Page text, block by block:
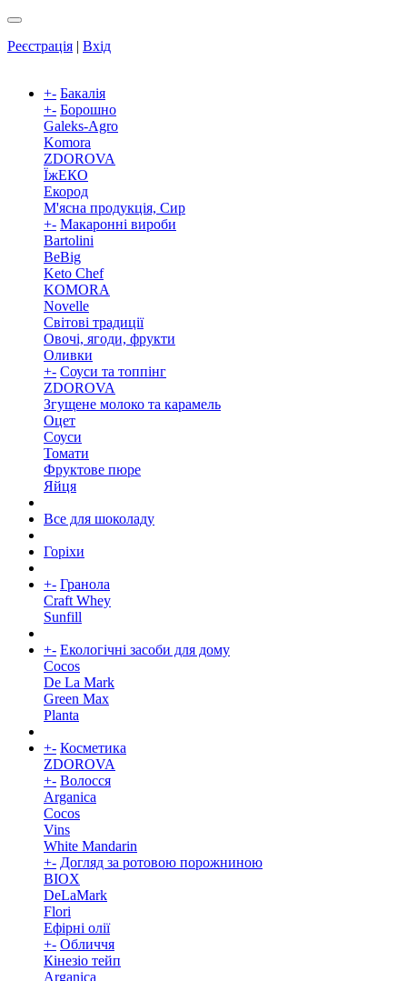
Реєстрація | Вхід
+- Бакалія
+- Борошно
Galeks-Agro
Komora
ZDOROVA
ЇжЕКО
Екород
М'ясна продукція, Сир
+- Макаронні вироби
Bartolini
BeBig
Keto Chef
KOMORA
Novelle
Світові традиції
Овочі, ягоди, фрукти
Оливки
+- Соуси та топпінг
ZDOROVA
Згущене молоко та карамель
Оцет
Соуси
Томати
Фруктове пюре
Яйця
Все для шоколаду
Горіхи
+- Гранола
Craft Whey
Sunfill
+- Екологічні засоби для дому
Cocos
De La Mark
Green Max
Planta
+- Косметика
ZDOROVA
+- Волосся
Arganica
Cocos
Vins
White Mandarin
+- Догляд за ротовою порожниною
BIOX
DeLaMark
Flori
Ефірні олії
+- Обличчя
Кінезіо тейп
Arganica